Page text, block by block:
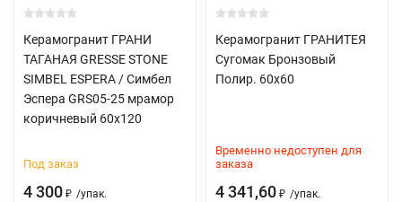
Керамогранит ГРАНИ
ТАГАНАЯ GRESSE STONE
SIMBEL ESPERA / Симбел
Эспера GRS05-25 мрамор
коричневый 60x120
Под заказ
4 300 ₽ /упак.
Керамогранит ГРАНИТЕЯ
Сугомак Бронзовый
Полир. 60x60
Временно недоступен для
заказа
4 341,60 ₽ /упак.